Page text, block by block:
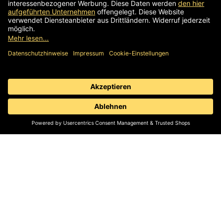
E-Mail schreiben
Impressum AGB
Informationspflicht
Datenschutz